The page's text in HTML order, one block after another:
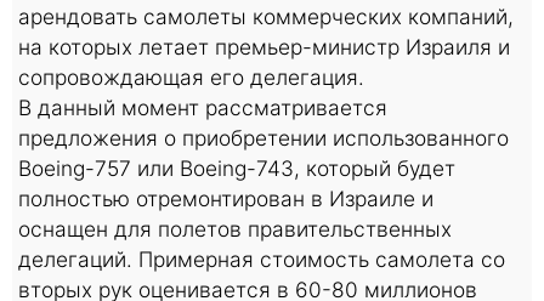
арендовать самолеты коммерческих компаний,
на которых летает премьер-министр Израиля и
сопровождающая его делегация.
В данный момент рассматривается
предложения о приобретении использованного
Boeing-757 или Boeing-743, который будет
полностью отремонтирован в Израиле и
оснащен для полетов правительственных
делегаций. Примерная стоимость самолета со
вторых рук оценивается в 60-80 миллионов